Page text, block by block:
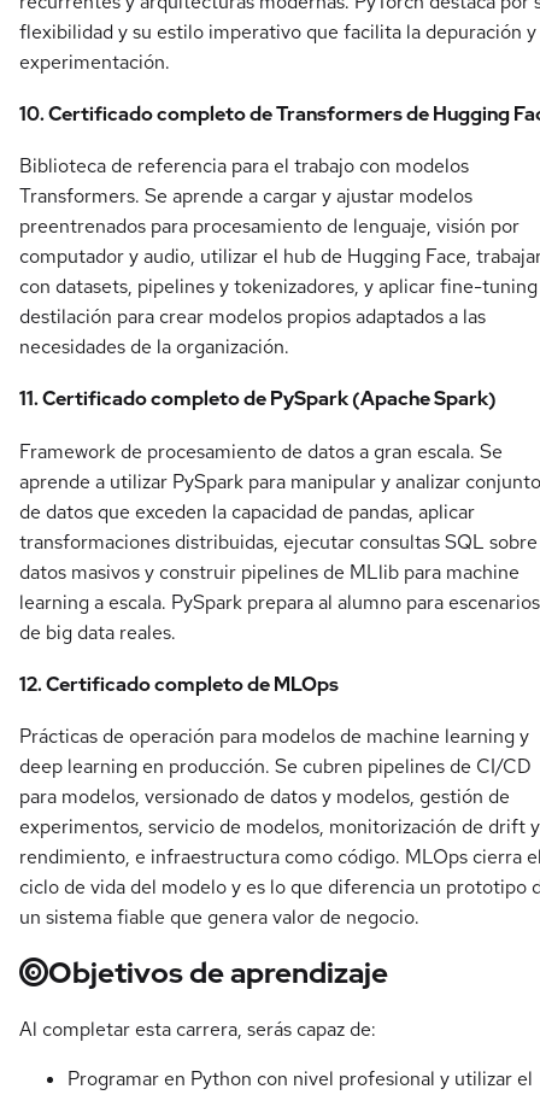
flexibilidad y su estilo imperativo que facilita la depuración y
experimentación.
10. Certificado completo de Transformers de Hugging
Biblioteca de referencia para el trabajo con modelos
Transformers. Se aprende a cargar y ajustar modelos
preentrenados para procesamiento de lenguaje, visión por
computador y audio, utilizar el hub de Hugging Face,
con datasets, pipelines y tokenizadores, y aplicar fine-
destilación para crear modelos propios adaptados a las
necesidades de la organización.
11. Certificado completo de PySpark (Apache Spark)
Framework de procesamiento de datos a gran escala. Se
aprende a utilizar PySpark para manipular y analizar
de datos que exceden la capacidad de pandas, aplicar
transformaciones distribuidas, ejecutar consultas SQL sobre
datos masivos y construir pipelines de MLlib para machine
learning a escala. PySpark prepara al alumno para escenarios
de big data reales.
12. Certificado completo de MLOps
Prácticas de operación para modelos de machine learning y
deep learning en producción. Se cubren pipelines de CI/CD
para modelos, versionado de datos y modelos, gestión de
experimentos, servicio de modelos, monitorización de drift y
rendimiento, e infraestructura como código. MLOps cierra
ciclo de vida del modelo y es lo que diferencia un prototipo
un sistema fiable que genera valor de negocio.
Objetivos de aprendizaje
Al completar esta carrera, serás capaz de:
Programar en Python con nivel profesional y utilizar el